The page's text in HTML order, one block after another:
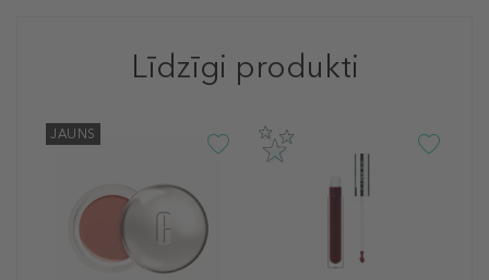
Līdzīgi produkti
JAUNS